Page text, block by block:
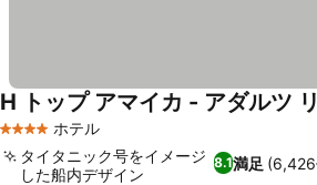
4 ホテルのランク
ホテル
H トップ アマイカ - アダルツ
8.1満足
タイタニック号をイメージ
した船内デザイン